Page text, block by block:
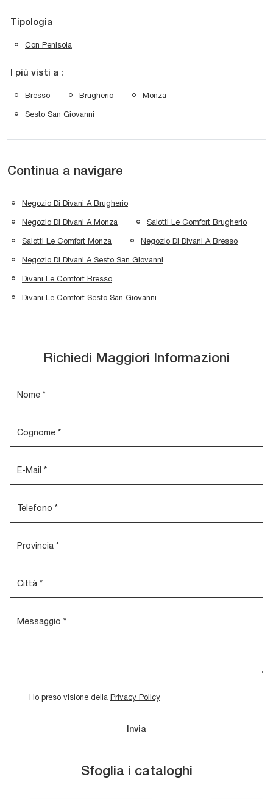
Tipologia
Con Penisola
I più visti a :
Bresso Brugherio Monza
Sesto San Giovanni
Continua a navigare
Negozio Di Divani A Brugherio
Negozio Di Divani A Monza Salotti Le Comfort Brugherio
Salotti Le Comfort Monza Negozio Di Divani A Bresso
Negozio Di Divani A Sesto San Giovanni
Divani Le Comfort Bresso
Divani Le Comfort Sesto San Giovanni
Sfoglia i cataloghi
Richiedi Maggiori Informazioni
Ho preso visione della Privacy Policy
Invia